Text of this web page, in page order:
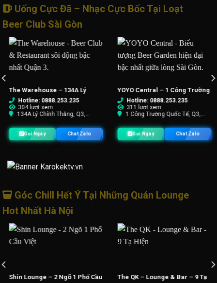
Uống Cực Đã – Nhạc Cực Bốc Tại Loạt
Beer Club Sài Gòn
Central – 1 Công Trường
Tế
Hotline: 0888.253.235
311 lượt xem
1 Công Trường Quốc Tế, Q3,
Gọi Ngay Chat Zalo
Lúa Beer Garden – 490 – 492
Võ Văn Kiệt
Hotline: 0888.253.235
307 lượt xem
490 - 492 Võ Văn Kiệt, Q1,
Gọi Ngay Chat Zalo
Góc Chill Hết Ý Tại Những Quán Lounge
Hot Nhất Hà Nội
QK – Lounge & Bar – 9 Tạ
GAS Lounge – 58 Xã Đàn